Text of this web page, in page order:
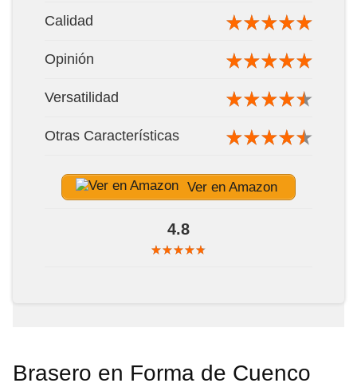
Calidad
Opinión
Versatilidad
Otras Características
Ver en Amazon
4.8
Brasero en Forma de Cuenco